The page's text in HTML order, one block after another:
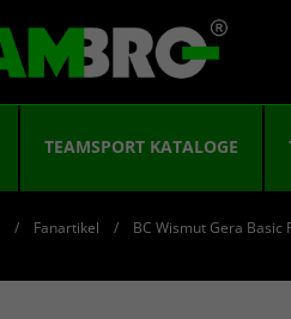
TEAMSPORT KATALOGE
Fanartikel BC Wismut Gera Basic